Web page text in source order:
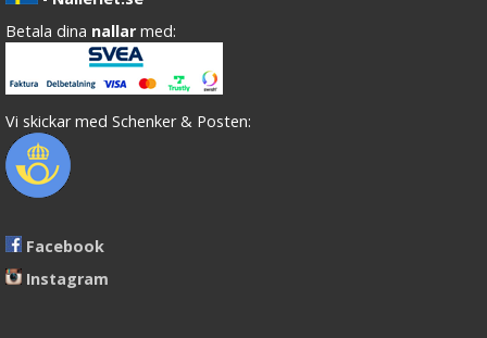
Betala dina nallar med:
Vi skickar med Schenker & Posten:
Facebook
Instagram